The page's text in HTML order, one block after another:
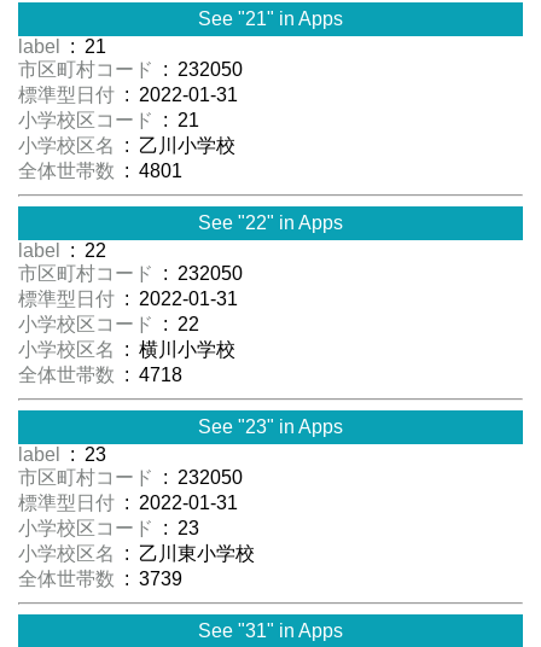
See "21" in Apps
label
: 21
市区町村コード
: 232050
標準型日付 : 2022-01-31
小学校区コード
: 21
小学校区名
: 乙川小学校
全体世帯数 : 4801
See "22" in Apps
label
: 22
市区町村コード
: 232050
標準型日付 : 2022-01-31
小学校区コード
: 22
小学校区名
: 横川小学校
全体世帯数 : 4718
See "23" in Apps
label
: 23
市区町村コード
: 232050
標準型日付 : 2022-01-31
小学校区コード
: 23
小学校区名
: 乙川東小学校
全体世帯数 : 3739
See "31" in Apps